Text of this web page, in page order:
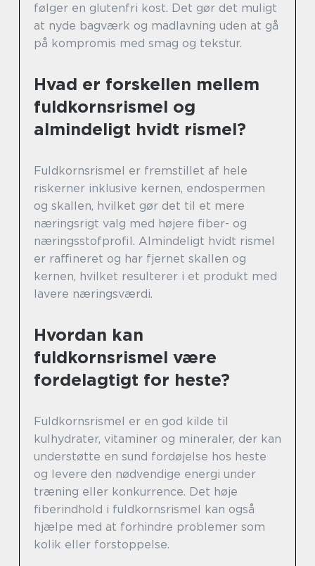
følger en glutenfri kost. Det gør det muligt
at nyde bagværk og madlavning uden at gå
på kompromis med smag og tekstur.
Hvad er forskellen mellem
fuldkornsrismel og
almindeligt hvidt rismel?
Fuldkornsrismel er fremstillet af hele
riskerner inklusive kernen, endospermen
og skallen, hvilket gør det til et mere
næringsrigt valg med højere fiber- og
næringsstofprofil. Almindeligt hvidt rismel
er raffineret og har fjernet skallen og
kernen, hvilket resulterer i et produkt med
lavere næringsværdi.
Hvordan kan
fuldkornsrismel være
fordelagtigt for heste?
Fuldkornsrismel er en god kilde til
kulhydrater, vitaminer og mineraler, der kan
understøtte en sund fordøjelse hos heste
og levere den nødvendige energi under
træning eller konkurrence. Det høje
fiberindhold i fuldkornsrismel kan også
hjælpe med at forhindre problemer som
kolik eller forstoppelse.